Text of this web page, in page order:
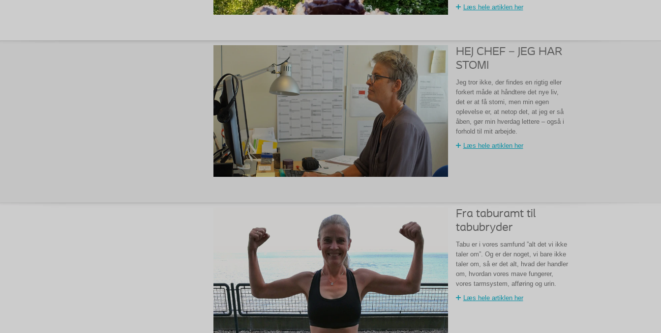
Læs hele artiklen her
HEJ CHEF – JEG HAR
STOMI
Jeg tror ikke, der findes en rigtig eller
forkert måde at håndtere det nye liv,
det er at få stomi, men min egen
oplevelse er, at netop det, at jeg er så
åben, gør min hverdag lettere – også i
forhold til mit arbejde.
Læs hele artiklen her
Fra taburamt til
tabubryder
Tabu er i vores samfund ”alt det vi ikke
taler om”. Og er der noget, vi bare ikke
taler om, så er det alt, hvad der handler
om, hvordan vores mave fungerer,
vores tarmsystem, afføring og urin.
Læs hele artiklen her